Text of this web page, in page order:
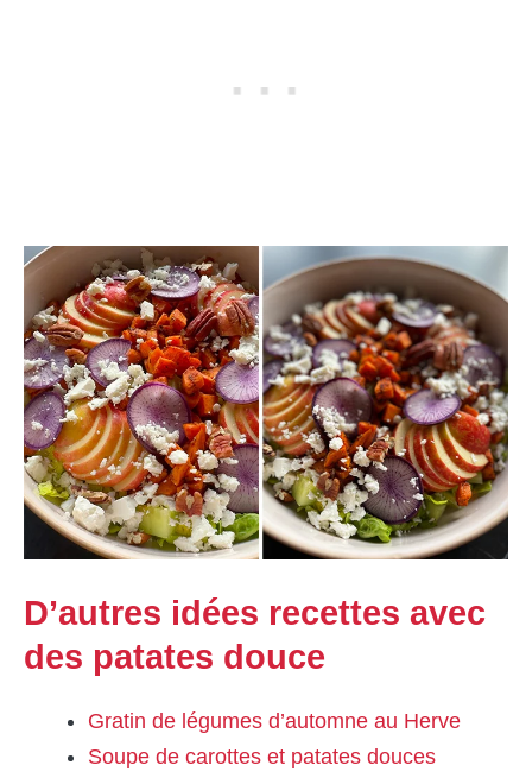
D’autres idées recettes avec
des patates douce
Gratin de légumes d’automne au Herve
Soupe de carottes et patates douces